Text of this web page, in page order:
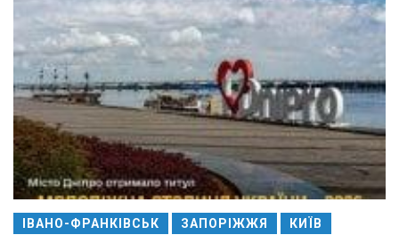
ІВАНО-ФРАНКІВСЬК ЗАПОРІЖЖЯ КИЇВ